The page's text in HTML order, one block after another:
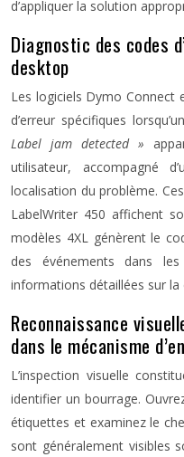
d’appliquer la solution
Diagnostic des codes
desktop
Les logiciels Dymo Connect
d’erreur spécifiques
Label jam detected »
utilisateur, accompagné
localisation du problème.
LabelWriter 450 affichent
modèles 4XL génèrent le
des événements dans
informations détaillées sur
Reconnaissance
dans le mécanisme
L’inspection visuelle
identifier un bourrage.
étiquettes et examinez le
sont généralement visibles